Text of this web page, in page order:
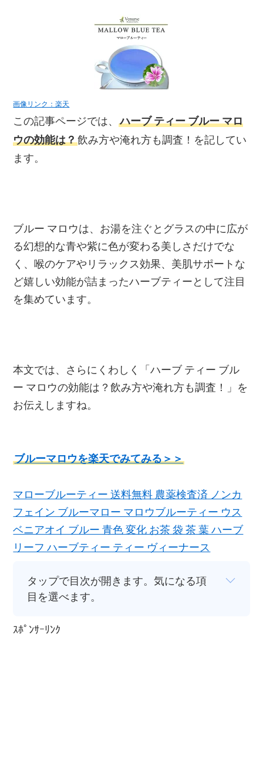
画像リンク：楽天
この記事ページでは、ハーブ ティー ブルー マロ
ウの効能は？飲み方や淹れ方も調査！を記してい
ます。
ブルー マロウは、お湯を注ぐとグラスの中に広が
る幻想的な青や紫に色が変わる美しさだけでな
く、喉のケアやリラックス効果、美肌サポートな
ど嬉しい効能が詰まったハーブティーとして注目
を集めています。
本文では、さらにくわしく「ハーブ ティー ブル
ー マロウの効能は？飲み方や淹れ方も調査！」を
お伝えしますね。
ブルーマロウを楽天でみてみる＞＞
マローブルーティー 送料無料 農薬検査済 ノンカ
フェイン ブルーマロー マロウブルーティー ウス
ベニアオイ ブルー 青色 変化 お茶 袋 茶 葉 ハーブ
リーフ ハーブティー ティー ヴィーナース
タップで目次が開きます。気になる項
目を選べます。
ｽﾎﾟﾝｻｰﾘﾝｸ